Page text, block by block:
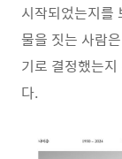
시작되었는지를
물을 짓는 사람
기로 결정했는
다.